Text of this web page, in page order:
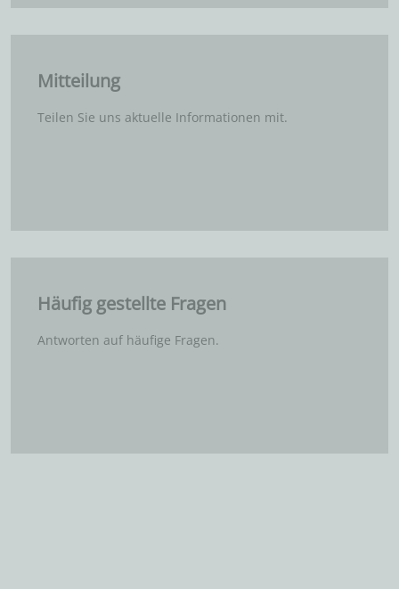
Mitteilung
Teilen Sie uns aktuelle Informationen mit.
Häufig gestellte Fragen
Antworten auf häufige Fragen.